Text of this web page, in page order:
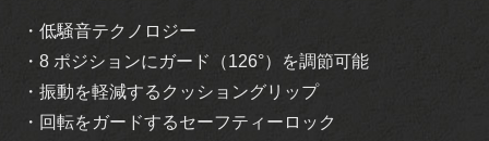
・低騒音テクノロジー
・8 ポジションにガード（126°）を調節可能
・振動を軽減するクッショングリップ
・回転をガードするセーフティーロック